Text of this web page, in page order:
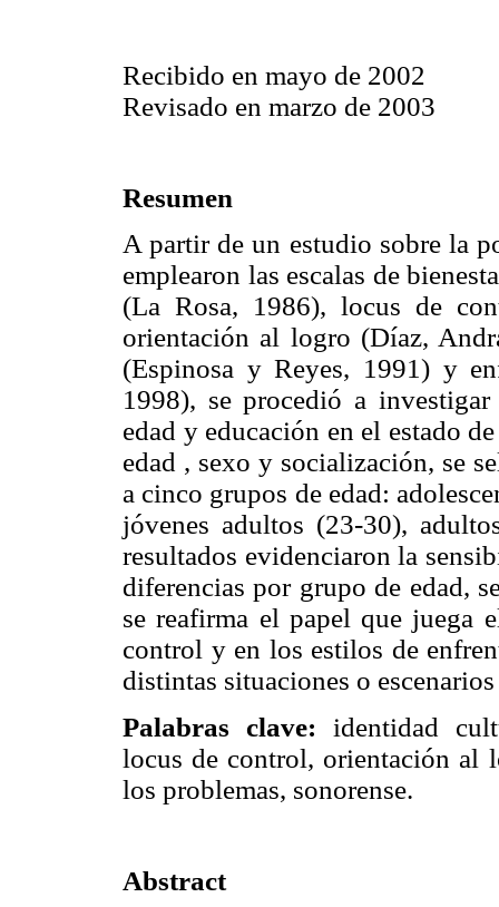
Recibido en mayo de 2002
Revisado en marzo de 2003
Resumen
A partir de un estudio sobre la
emplearon las escalas de
(La Rosa, 1986), locus de
orientación al logro (Díaz,
(Espinosa y Reyes, 1991) y
1998), se procedió a
edad y educación en el estado
edad , sexo y socialización, se
a cinco grupos de edad:
jóvenes adultos (23-30),
resultados evidenciaron la
diferencias por grupo de edad,
se reafirma el papel que juega
control y en los estilos de
distintas situaciones o
Palabras clave: identidad
locus de control, orientación al
los problemas, sonorense.
Abstract